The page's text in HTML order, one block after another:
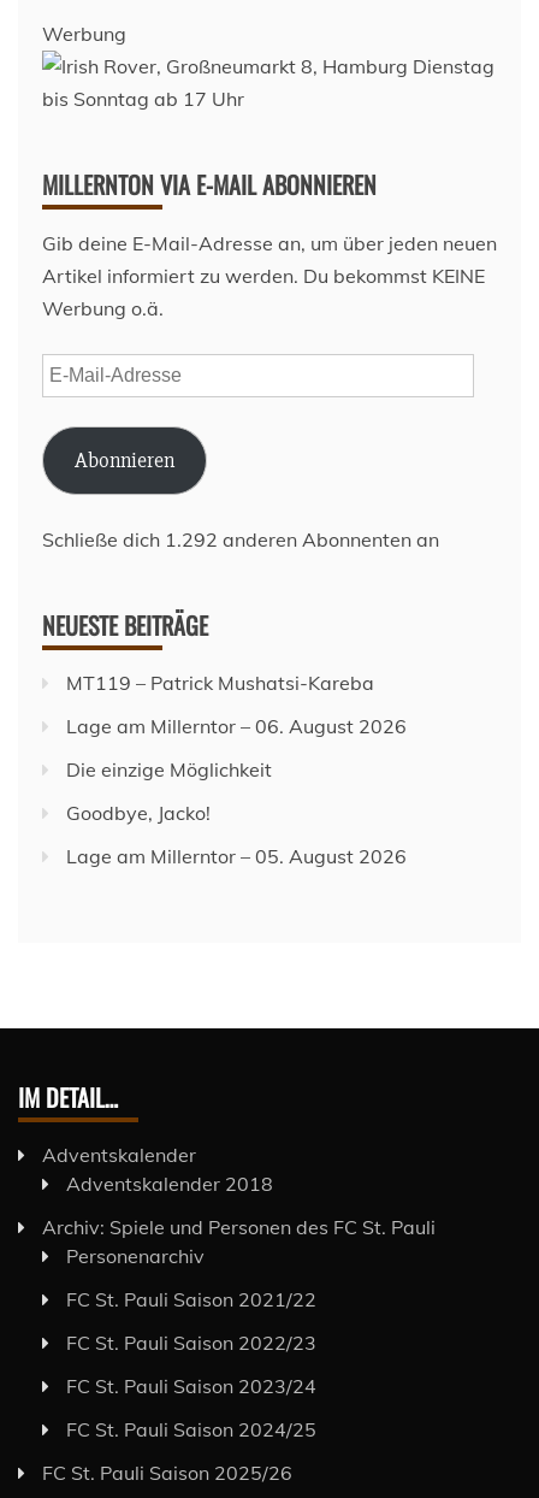
Werbung
MILLERNTON VIA E-MAIL ABONNIEREN
Gib deine E-Mail-Adresse an, um über jeden neuen
Artikel informiert zu werden. Du bekommst KEINE
Werbung o.ä.
E-
Mail-
Adresse
Abonnieren
Schließe dich 1.292 anderen Abonnenten an
NEUESTE BEITRÄGE
MT119 – Patrick Mushatsi-Kareba
Lage am Millerntor – 06. August 2026
Die einzige Möglichkeit
Goodbye, Jacko!
Lage am Millerntor – 05. August 2026
IM DETAIL…
Adventskalender
Adventskalender 2018
Archiv: Spiele und Personen des FC St. Pauli
Personenarchiv
FC St. Pauli Saison 2021/22
FC St. Pauli Saison 2022/23
FC St. Pauli Saison 2023/24
FC St. Pauli Saison 2024/25
FC St. Pauli Saison 2025/26